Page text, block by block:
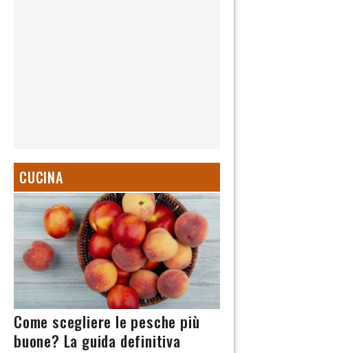
CUCINA
Come scegliere le pesche più
buone? La guida definitiva